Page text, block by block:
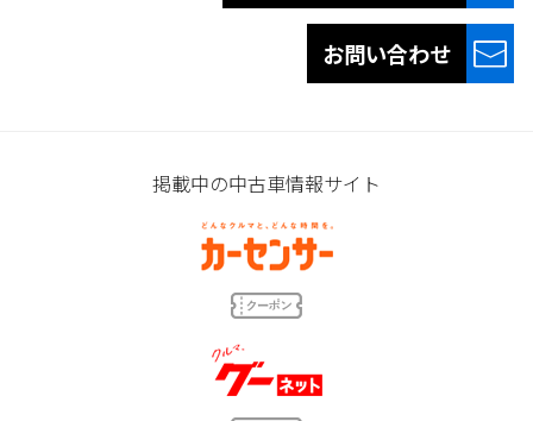
お問い合わせ
掲載中の中古車情報サイト